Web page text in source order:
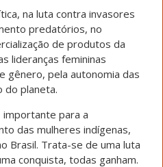
na luta contra invasores
predatórios, no
de produtos da
lideranças femininas
gênero, pela autonomia das
do planeta.
importante para a
das mulheres indígenas,
Brasil. Trata-se de uma luta
conquista, todas ganham.